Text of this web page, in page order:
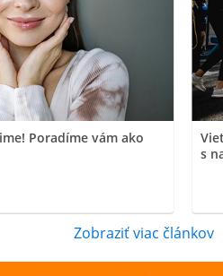
Poradíme vám ako
s
Zobraziť viac článkov